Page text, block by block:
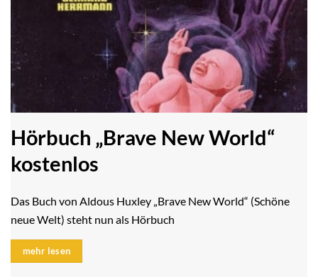
Hörbuch „Brave New World“
kostenlos
Das Buch von Aldous Huxley „Brave New World“ (Schöne
neue Welt) steht nun als Hörbuch
mehr lesen